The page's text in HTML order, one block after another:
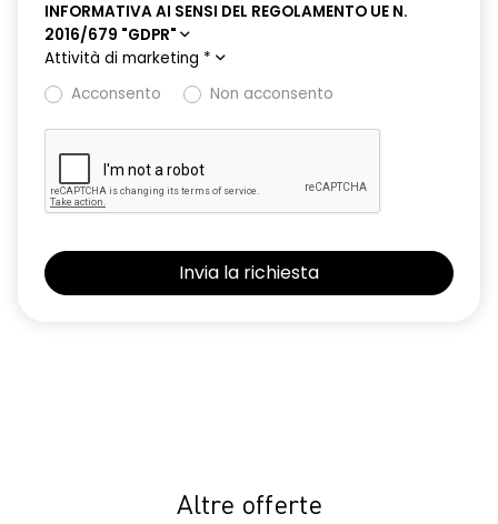
INFORMATIVA AI SENSI DEL REGOLAMENTO UE N.
2016/679 "GDPR"
Attività di marketing *
Acconsento
Non acconsento
Altre offerte